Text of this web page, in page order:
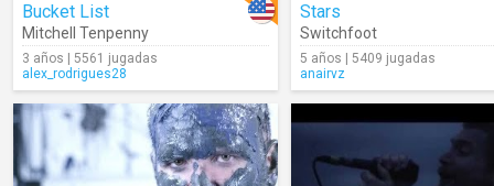
Bucket List
Mitchell Tenpenny
3 años | 5561 jugadas
alex_rodrigues28
Stars
Switchfoot
5 años | 5409 jugadas
anairvz